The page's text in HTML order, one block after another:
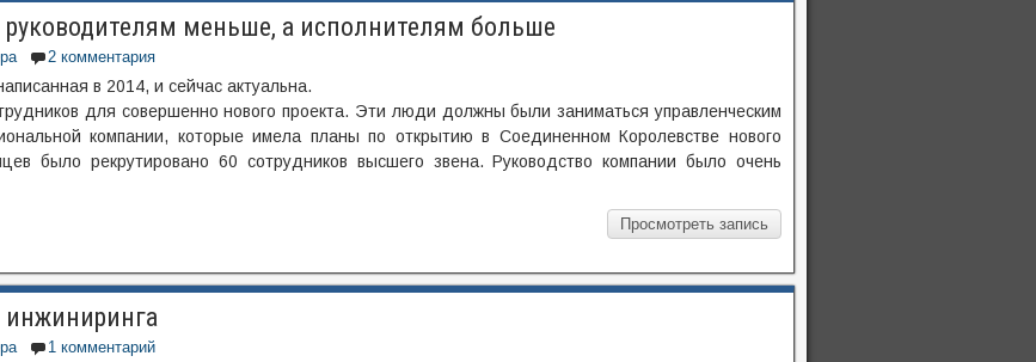
меньше, а исполнителям больше
2 комментария
в 2014, и сейчас актуальна.
для совершенно нового проекта. Эти люди должны были заниматься управленческим
компании, которые имела планы по открытию в Соединенном Королевстве нового
было рекрутировано 60 сотрудников высшего звена. Руководство компании было очень
Просмотреть запись
1 комментарий